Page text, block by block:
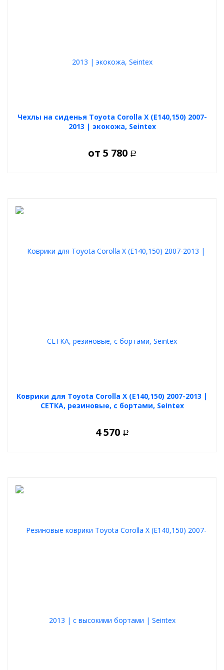
Чехлы на сиденья Toyota Corolla X (E140,150) 2007-
2013 | экокожа, Seintex
от 5 780 Р
Коврики для Toyota Corolla X (E140,150) 2007-2013 |
СЕТКА, резиновые, с бортами, Seintex
4 570 Р